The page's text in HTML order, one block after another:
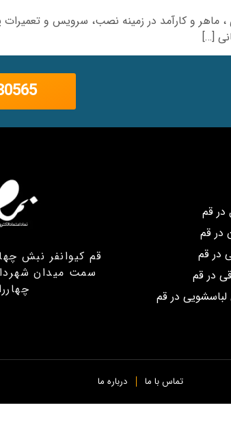
، ماهر و کارآمد در زمینه نصب، سرویس و تعمیرات
[…]
در قم
در قم
در قم
در قم
در قم
قم کیوانفر نبش
سمت میدان
تماس با ما درباره ما